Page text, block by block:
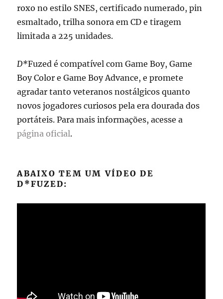
roxo no estilo SNES, certificado numerado, pin
esmaltado, trilha sonora em CD e tiragem
limitada a 225 unidades.
D*Fuzed é compatível com Game Boy, Game
Boy Color e Game Boy Advance, e promete
agradar tanto veteranos nostálgicos quanto
novos jogadores curiosos pela era dourada dos
portáteis. Para mais informações, acesse a
página oficial.
ABAIXO TEM UM VÍDEO DE
D*FUZED: